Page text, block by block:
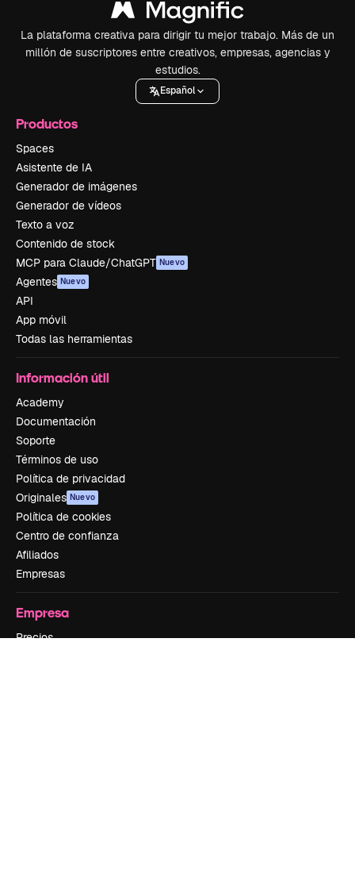
La plataforma creativa para dirigir tu mejor trabajo. Más de un
millón de suscriptores entre creativos, empresas, agencias y
estudios.
Español
Productos
Spaces
Asistente de IA
Generador de imágenes
Generador de vídeos
Texto a voz
Contenido de stock
MCP para Claude/ChatGPT Nuevo
Agentes Nuevo
API
App móvil
Todas las herramientas
Información útil
Academy
Documentación
Soporte
Términos de uso
Política de privacidad
Originales Nuevo
Política de cookies
Centro de confianza
Afiliados
Empresas
Empresa
Precios